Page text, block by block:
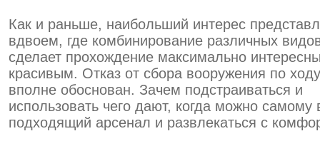
Как и раньше, наибольший интерес
вдвоем, где комбинирование различных
сделает прохождение максимально
красивым. Отказ от сбора вооружения по
вполне обоснован. Зачем подстраиваться и
использовать чего дают, когда можно самому
подходящий арсенал и развлекаться с